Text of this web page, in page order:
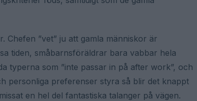
”vet” ju att gamla människor är
tiden, småbarnsföräldrar bara vabbar hela
typerna som ”inte passar in på after work”, och
personliga preferenser styra så blir det knappt
en hel del fantastiska talanger på vägen.